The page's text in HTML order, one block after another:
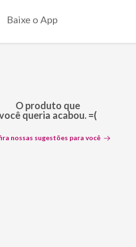
Baixe o App
O produto que
queria acabou. =(
nossas sugestões para você